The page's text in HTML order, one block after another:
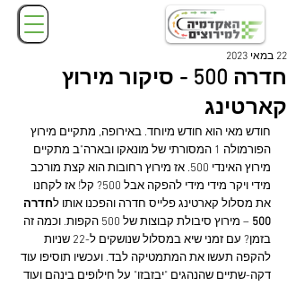
חדרה 500 - סיקור מירוץ
קארטינג
22 במאי 2023
חודש מאי הוא חודש מיוחד. באירופה, מתקיים מירוץ
הפורמולה 1 המסורתי של מונאקו ובארה"ב מתקיים
מירוץ האינדי 500. אז מירוץ רחובות הוא קצת מורכב
מידי ויקר מידי מידי להפקה אבל 500? קל! אז לקחנו
את מסלול קארטינג פלייס חדרה והפכנו אותו לחדרה
500
– מירוץ סיבולת קבוצות של 500 הקפות. וכמה זה
בזמן? עם זמני שיא במסלול שנושקים ל-22 שניות
להקפה תעשו את המתמטיקה לבד. ועכשיו תוסיפו עוד
דקה-שתיים שהנהגים "יבזבזו" על חילופים בינהם ועוד